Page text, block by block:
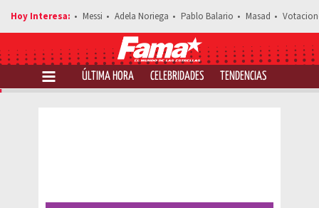
Messi Adela Noriega Pablo Balario Masad
ÚLTIMA HORA CELEBRIDADES TENDENCIAS
Comparte esta noticia